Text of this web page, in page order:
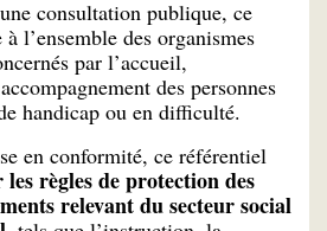
consultation publique, ce
à l’ensemble des organismes
par l’accueil,
des personnes
handicap ou en difficulté.
en conformité, ce référentiel
règles de protection des
relevant du secteur social